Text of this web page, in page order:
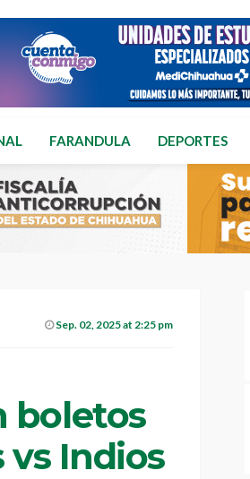
FARANDULA DEPORTES
Sep. 02, 2025 at 2:25 pm
boletos
vs Indios